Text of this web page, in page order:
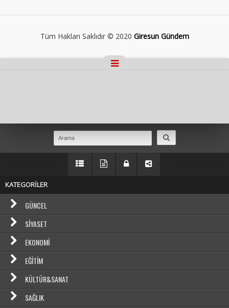
Tüm Hakları Saklıdır © 2020 Giresun Gündem
KATEGORİLER
GÜNCEL
SIYASET
EKONOMI
EĞITIM
KÜLTÜR&SANAT
SAĞLIK